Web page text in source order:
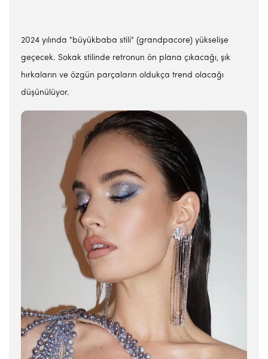
2024 yılında "büyükbaba stili" (grandpacore) yükselişe
geçecek. Sokak stilinde retronun ön plana çıkacağı, şık
hırkaların ve özgün parçaların oldukça trend olacağı
düşünülüyor.